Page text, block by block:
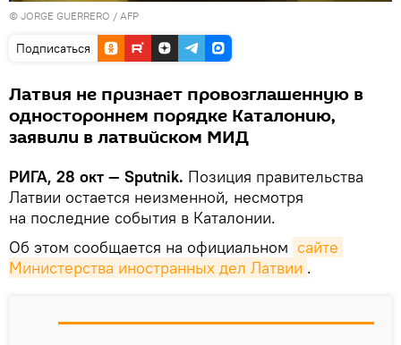
© JORGE GUERRERO / AFP
Подписаться
Латвия не признает провозглашенную в
одностороннем порядке Каталонию,
заявили в латвийском МИД
РИГА, 28 окт — Sputnik. Позиция правительства
Латвии остается неизменной, несмотря
на последние события в Каталонии.
Об этом сообщается на официальном сайте
Министерства иностранных дел Латвии .